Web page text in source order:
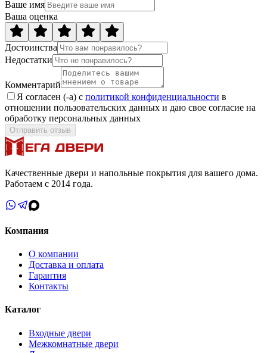
Ваше имя
Ваша оценка
Достоинства
Недостатки
Комментарий
Я согласен (-а) с политикой конфиденциальности в
отношении пользовательских данных и даю свое согласие на
обработку персональных данных
Отправить отзыв
Качественные двери и напольные покрытия для вашего дома.
Работаем с 2014 года.
Компания
О компании
Доставка и оплата
Гарантия
Контакты
Каталог
Входные двери
Межкомнатные двери